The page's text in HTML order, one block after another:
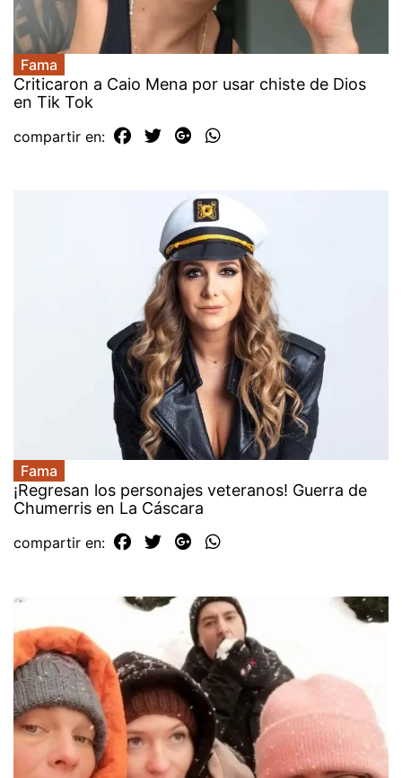
Fama
Criticaron a Caio Mena por usar chiste de Dios
en Tik Tok
compartir en:
Fama
¡Regresan los personajes veteranos! Guerra de
Chumerris en La Cáscara
compartir en: